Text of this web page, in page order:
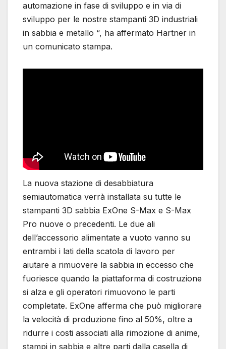
automazione in fase di sviluppo e in via di
sviluppo per le nostre stampanti 3D industriali
in sabbia e metallo “, ha affermato Hartner in
un comunicato stampa.
La nuova stazione di desabbiatura
semiautomatica verrà installata su tutte le
stampanti 3D sabbia ExOne S-Max e S-Max
Pro nuove o precedenti. Le due ali
dell’accessorio alimentate a vuoto vanno su
entrambi i lati della scatola di lavoro per
aiutare a rimuovere la sabbia in eccesso che
fuoriesce quando la piattaforma di costruzione
si alza e gli operatori rimuovono le parti
completate. ExOne afferma che può migliorare
la velocità di produzione fino al 50%, oltre a
ridurre i costi associati alla rimozione di anime,
stampi in sabbia e altre parti dalla casella di